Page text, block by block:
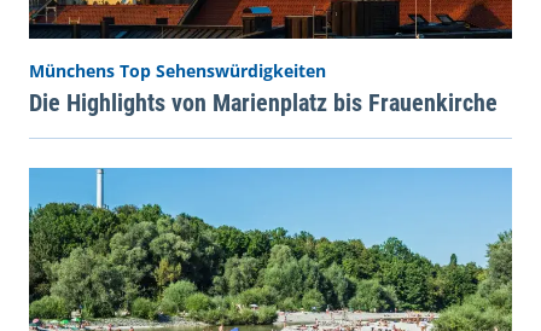
Münchens Top Sehenswürdigkeiten
Die Highlights von Marienplatz bis Frauenkirche